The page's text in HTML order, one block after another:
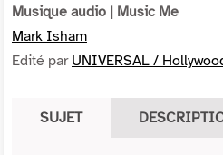
Musique audio | Music Me
Mark Isham
Edité par UNIVERSAL /
SUJET